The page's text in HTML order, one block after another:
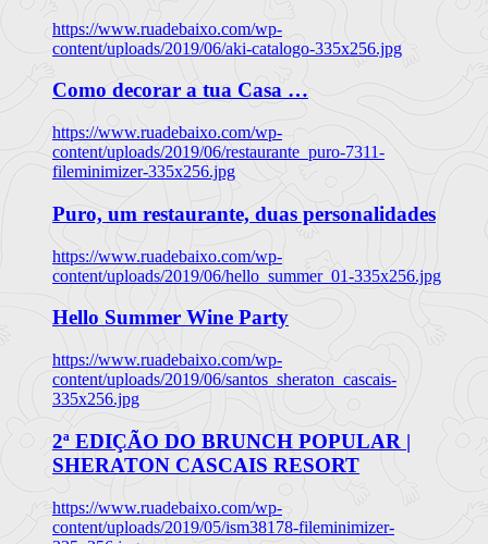
https://www.ruadebaixo.com/wp-
content/uploads/2019/06/aki-catalogo-335x256.jpg
Como decorar a tua Casa …
https://www.ruadebaixo.com/wp-
content/uploads/2019/06/restaurante_puro-7311-
fileminimizer-335x256.jpg
Puro, um restaurante, duas personalidades
https://www.ruadebaixo.com/wp-
content/uploads/2019/06/hello_summer_01-335x256.jpg
Hello Summer Wine Party
https://www.ruadebaixo.com/wp-
content/uploads/2019/06/santos_sheraton_cascais-
335x256.jpg
2ª EDIÇÃO DO BRUNCH POPULAR |
SHERATON CASCAIS RESORT
https://www.ruadebaixo.com/wp-
content/uploads/2019/05/ism38178-fileminimizer-